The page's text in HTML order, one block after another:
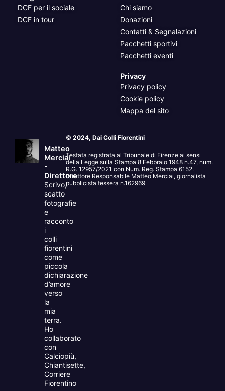
DCF per il sociale
DCF in tour
Chi siamo
Donazioni
Contatti & Segnalazioni
Pacchetti sportivi
Pacchetti eventi
Privacy
Privacy policy
Cookie policy
Mappa del sito
Matteo
Merciai
-
Direttore
Scrivo,
scatto
fotografie
e
racconto
i
colli
fiorentini
come
piccola
dichiarazione
d’amore
verso
la
mia
terra.
Ho
collaborato
con
Calciopiù,
Chiantisette,
Corriere
Fiorentino
© 2024, Dai Colli Fiorentini
Testata registrata al Tribunale di Firenze ai sensi
della Legge sulla Stampa 8 Febbraio 1948 n.47, num.
R.G. 12957/2021 con Num. Reg. Stampa 6152.
Direttore Responsabile Matteo Merciai, giornalista
pubblicista tessera n.162969